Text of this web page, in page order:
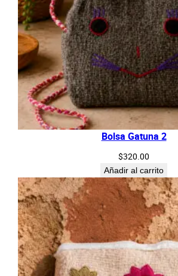
Bolsa Gatuna 2
$320.00
Añadir al carrito